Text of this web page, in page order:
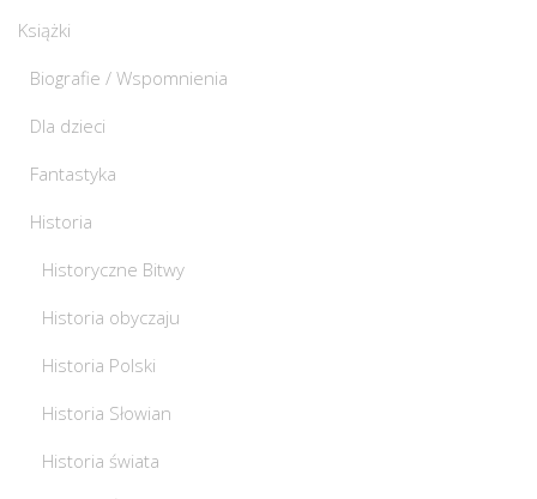
Książki
Biografie / Wspomnienia
Dla dzieci
Fantastyka
Historia
Historyczne Bitwy
Historia obyczaju
Historia Polski
Historia Słowian
Historia świata